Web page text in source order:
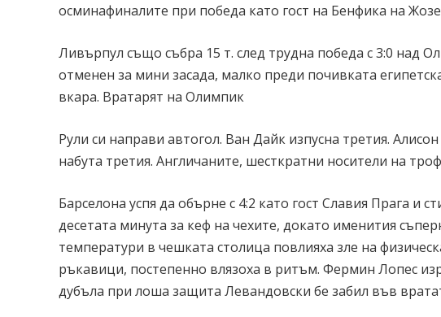
осминафиналите при победа като гост на Бенфика на
Ливърпул също събра 15 т. след трудна победа с 3:0 над
отменен за мини засада, малко преди почивката
вкара. Вратарят на Олимпик
Рули си направи автогол. Ван Дайк изпусна третия.
набута третия. Англичаните, шесткратни носители на
Барселона успя да обърне с 4:2 като гост Славия Прага и
десетата минута за кеф на чехите, докато именития
температури в чешката столица повлияха зле на
ръкавици, постепенно влязоха в ритъм. Фермин Лопес
дубъла при лоша защита Левандовски бе забил във